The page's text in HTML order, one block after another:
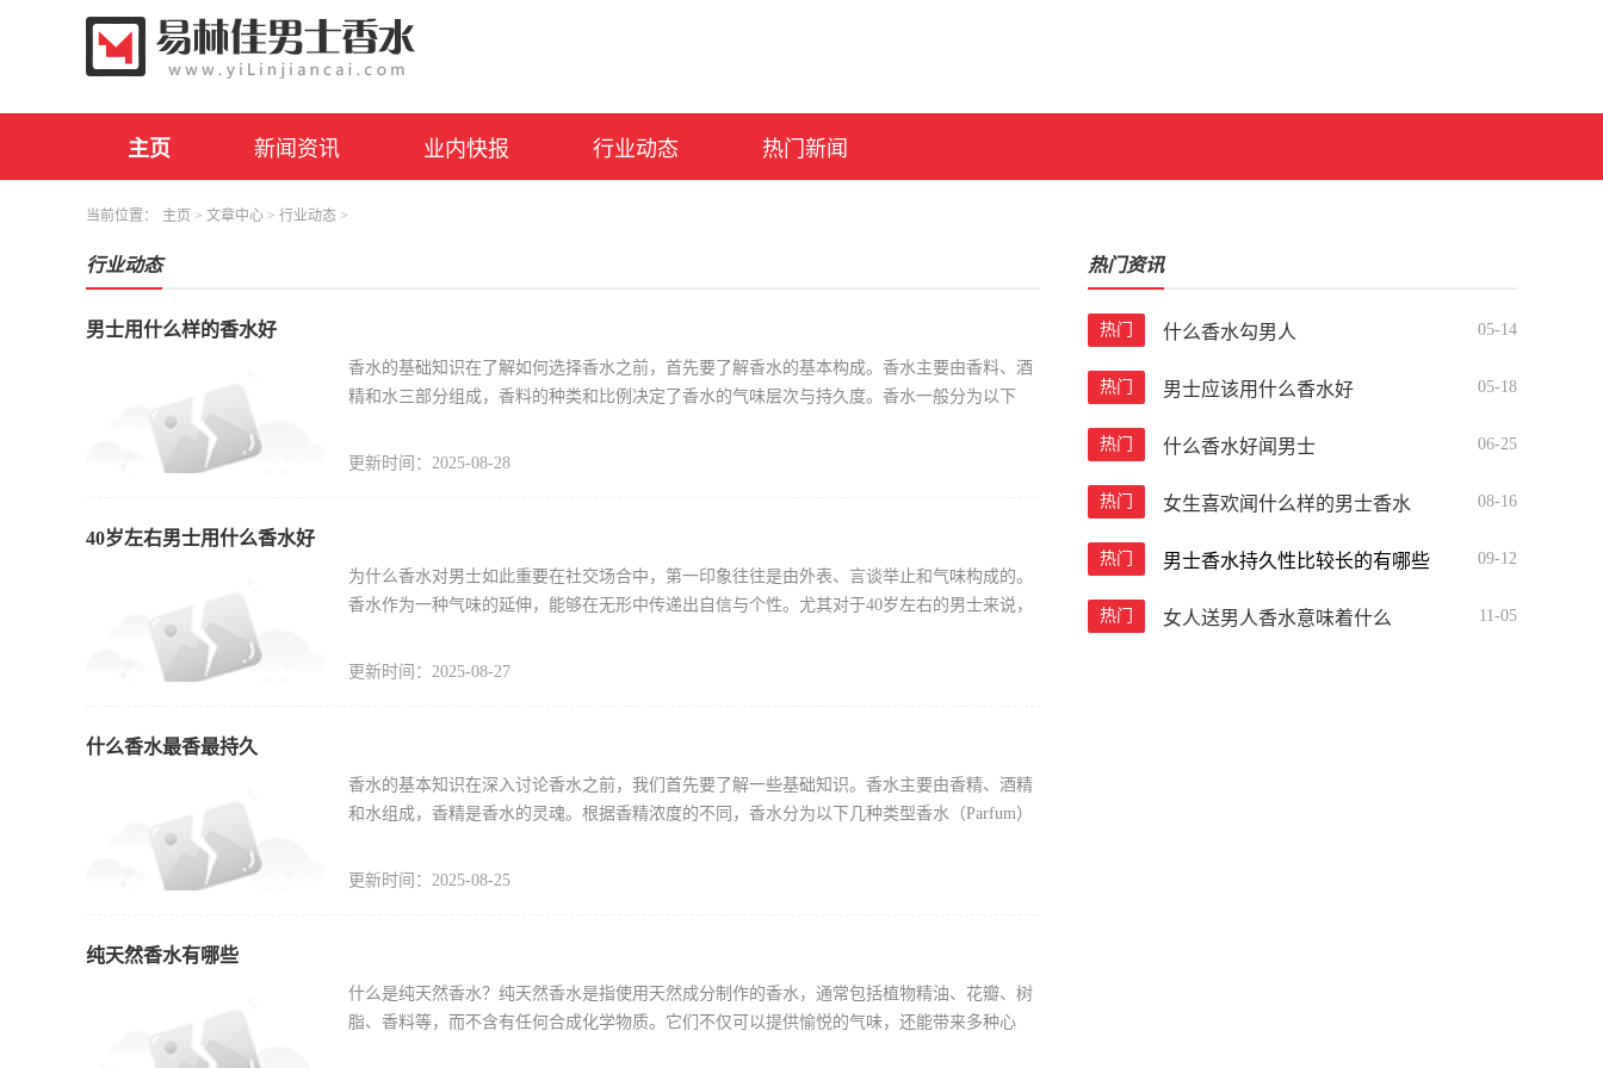
主页 新闻资讯 业内快报 行业动态 热门新闻
当前位置： 主页 > 文章中心 > 行业动态 >
行业动态
男士用什么样的香水好
香水的基础知识在了解如何选择香水之前，首先要了解香水的基本构成。香水主要由香料、酒
精和水三部分组成，香料的种类和比例决定了香水的气味层次与持久度。香水一般分为以下
更新时间：2025-08-28
40岁左右男士用什么香水好
为什么香水对男士如此重要在社交场合中，第一印象往往是由外表、言谈举止和气味构成的。
香水作为一种气味的延伸，能够在无形中传递出自信与个性。尤其对于40岁左右的男士来说，
更新时间：2025-08-27
什么香水最香最持久
香水的基本知识在深入讨论香水之前，我们首先要了解一些基础知识。香水主要由香精、酒精
和水组成，香精是香水的灵魂。根据香精浓度的不同，香水分为以下几种类型香水（Parfum）
更新时间：2025-08-25
纯天然香水有哪些
什么是纯天然香水？纯天然香水是指使用天然成分制作的香水，通常包括植物精油、花瓣、树
脂、香料等，而不含有任何合成化学物质。它们不仅可以提供愉悦的气味，还能带来多种心
热门资讯
热门 什么香水勾男人 05-14
热门 男士应该用什么香水好 05-18
热门 什么香水好闻男士 06-25
热门 女生喜欢闻什么样的男士香水 08-16
热门 男士香水持久性比较长的有哪些 09-12
热门 女人送男人香水意味着什么 11-05